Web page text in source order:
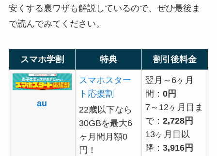
安くする裏ワザも解説しているので、ぜひ最後ま
で読んでみてください。
スマホ学割 特典 割引後料金
au
スマホスター
ト応援割
22歳以下なら
30GBを最大6
ヶ月間月額0
円！
翌月～6ヶ月
間：0円
7～12ヶ月目ま
で：2,728円
13ヶ月目以
降：3,916円